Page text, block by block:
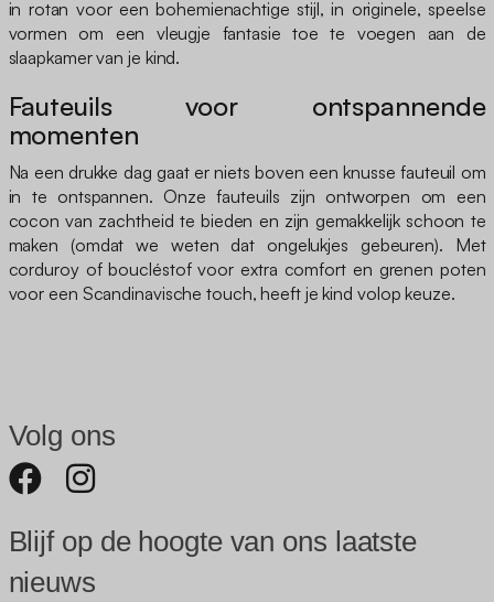
in rotan voor een bohemienachtige stijl, in originele, speelse
vormen om een vleugje fantasie toe te voegen aan de
slaapkamer van je kind.
Fauteuils voor ontspannende
momenten
Na een drukke dag gaat er niets boven een knusse fauteuil om
in te ontspannen. Onze fauteuils zijn ontworpen om een
cocon van zachtheid te bieden en zijn gemakkelijk schoon te
maken (omdat we weten dat ongelukjes gebeuren). Met
corduroy of boucléstof voor extra comfort en grenen poten
voor een Scandinavische touch, heeft je kind volop keuze.
Volg ons
Blijf op de hoogte van ons laatste
nieuws